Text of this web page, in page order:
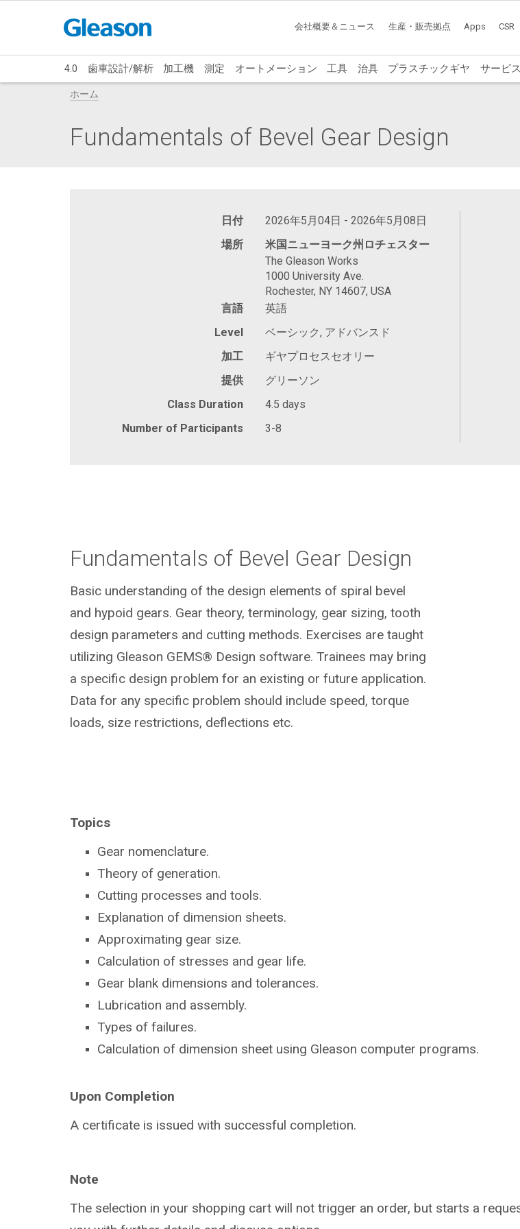
会社概要＆ニュース 生産・販売拠点 Apps CSR
4.0 歯車設計/解析 加工機 測定 オートメーション 工具 治具 プラスチックギヤ サービス
ホーム
Fundamentals of Bevel Gear Design
日付
2026年5月04日 - 2026年5月08日
場所
米国ニューヨーク州ロチェスター
The Gleason Works
1000 University Ave.
Rochester, NY 14607, USA
言語
英語
Level
ベーシック, アドバンスド
加工
ギヤプロセスセオリー
提供
グリーソン
Class Duration
4.5 days
Number of Participants
3-8
Fundamentals of Bevel Gear Design
Basic understanding of the design elements of spiral bevel
and hypoid gears. Gear theory, terminology, gear sizing, tooth
design parameters and cutting methods. Exercises are taught
utilizing Gleason GEMS® Design software. Trainees may bring
a specific design problem for an existing or future application.
Data for any specific problem should include speed, torque
loads, size restrictions, deflections etc.
Topics
Gear nomenclature.
Theory of generation.
Cutting processes and tools.
Explanation of dimension sheets.
Approximating gear size.
Calculation of stresses and gear life.
Gear blank dimensions and tolerances.
Lubrication and assembly.
Types of failures.
Calculation of dimension sheet using Gleason computer programs.
Upon Completion
A certificate is issued with successful completion.
Note
The selection in your shopping cart will not trigger an order, but starts a